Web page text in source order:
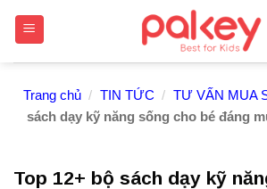
Trang chủ / TIN TỨC / TƯ VẤN MUA
sách dạy kỹ năng sống cho bé đáng
Top 12+ bộ sách dạy kỹ